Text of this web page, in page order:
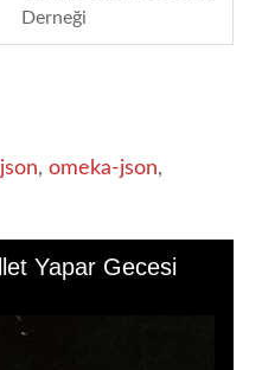
Derneği
json, omeka-json,